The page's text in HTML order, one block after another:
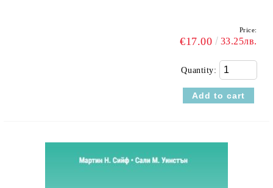
Price:
€17.00 33.25лв.
Quantity: